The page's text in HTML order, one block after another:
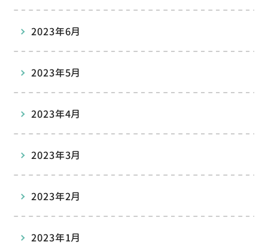
2023年6月
2023年5月
2023年4月
2023年3月
2023年2月
2023年1月